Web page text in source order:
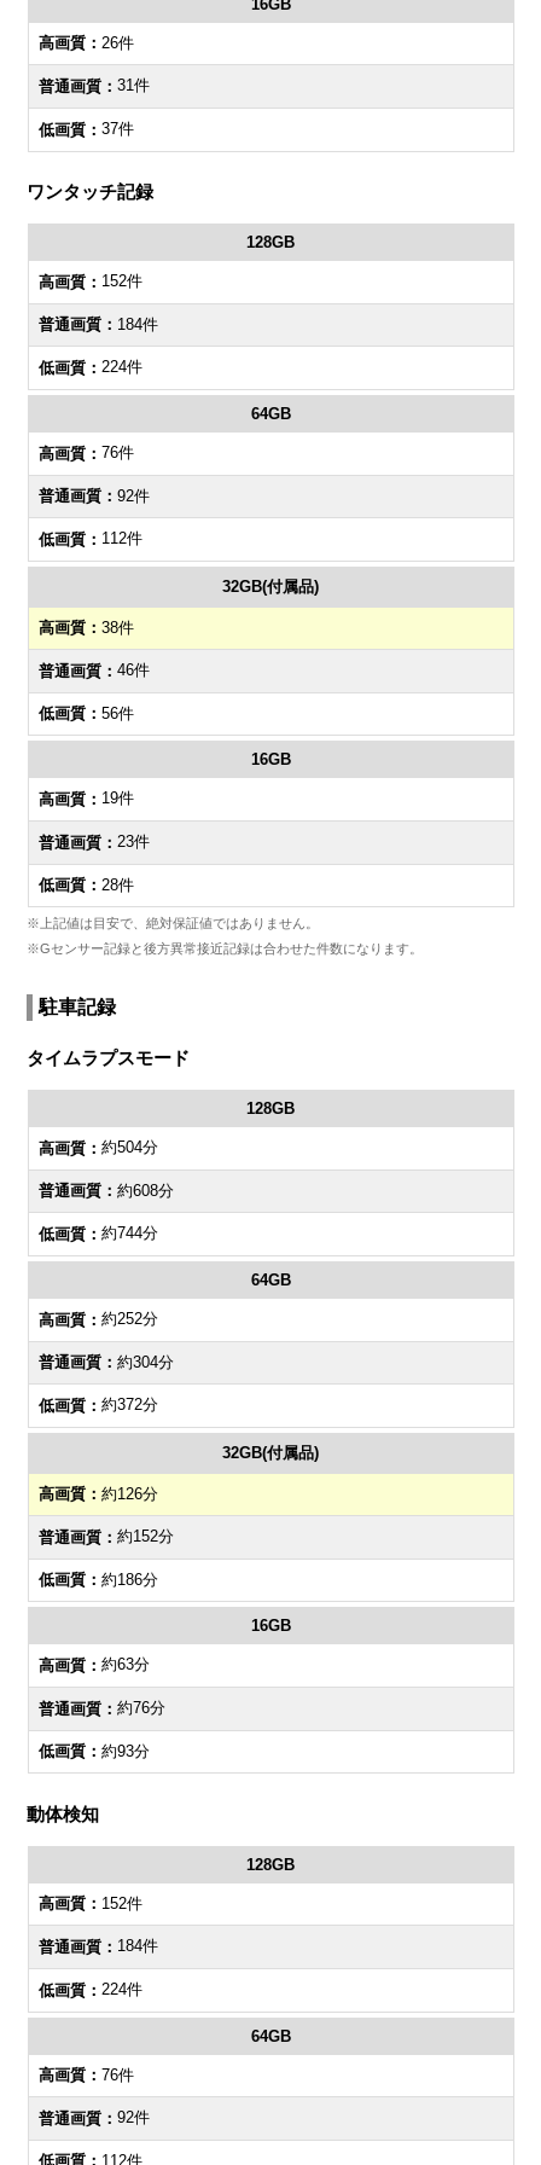
16GB
26件
31件
37件
ワンタッチ記録
128GB
152件
184件
224件
64GB
76件
92件
112件
32GB(付属品)
38件
46件
56件
16GB
19件
23件
28件
※上記値は目安で、絶対保証値ではありません。
※Gセンサー記録と後方異常接近記録は合わせた件数になります。
駐車記録
タイムラプスモード
128GB
約504分
約608分
約744分
64GB
約252分
約304分
約372分
32GB(付属品)
約126分
約152分
約186分
16GB
約63分
約76分
約93分
動体検知
128GB
152件
184件
224件
64GB
76件
92件
112件